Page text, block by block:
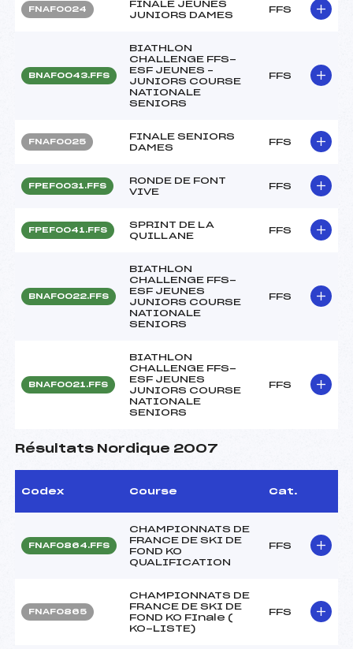
FNAF0024
FINALE JEUNES
JUNIORS DAMES
FFS
BNAF0043.FFS
BIATHLON
CHALLENGE FFS-
ESF JEUNES –
JUNIORS COURSE
NATIONALE
SENIORS
FFS
FNAF0025
FINALE SENIORS
DAMES
FFS
FPEF0031.FFS
RONDE DE FONT
VIVE
FFS
FPEF0041.FFS
SPRINT DE LA
QUILLANE
FFS
BNAF0022.FFS
BIATHLON
CHALLENGE FFS-
ESF JEUNES
JUNIORS COURSE
NATIONALE
SENIORS
FFS
BNAF0021.FFS
BIATHLON
CHALLENGE FFS-
ESF JEUNES
JUNIORS COURSE
NATIONALE
SENIORS
FFS
Résultats Nordique 2007
Codex Course Cat.
FNAF0864.FFS
CHAMPIONNATS DE
FRANCE DE SKI DE
FOND KO
QUALIFICATION
FFS
FNAF0865
CHAMPIONNATS DE
FRANCE DE SKI DE
FOND KO FInale (
KO-LISTE)
FFS